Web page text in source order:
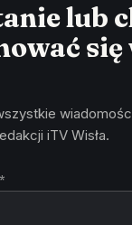
lub
się
iTV Wisła.